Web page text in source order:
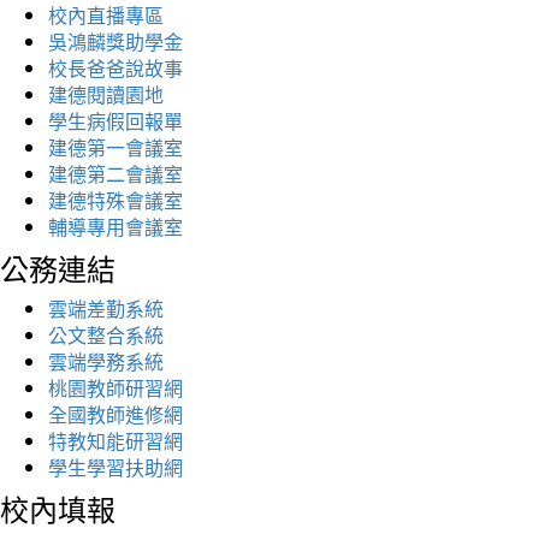
校內直播專區
吳鴻麟獎助學金
校長爸爸說故事
建德閱讀園地
學生病假回報單
建德第一會議室
建德第二會議室
建德特殊會議室
輔導專用會議室
公務連結
雲端差勤系統
公文整合系統
雲端學務系統
桃園教師研習網
全國教師進修網
特教知能研習網
學生學習扶助網
校內填報